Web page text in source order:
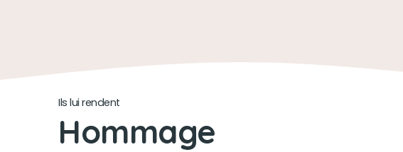
Ils lui rendent
Hommage